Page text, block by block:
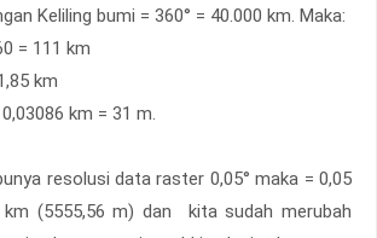
Keliling bumi = 360° = 40.000 km. Maka:
= 111 km
km
km = 31 m.
resolusi data raster 0,05° maka = 0,05
(5555,56 m) dan kita sudah merubah